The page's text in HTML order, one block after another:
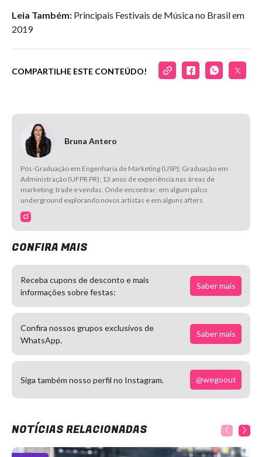
Leia Também: Principais Festivais de Música no Brasil em
2019
COMPARTILHE ESTE CONTEÚDO!
Bruna Antero
Pós-Graduação em Engenharia de Marketing (USP); Graduação em
Administração (UFPR PR); 13 anos de experiência nas áreas de
marketing, trade e vendas. Onde encontrar: em algum palco
underground explorando novos artistas e em alguns afters
CONFIRA MAIS
Receba cupons de desconto e mais
informações sobre festas:
Saber mais
Confira nossos grupos exclusivos de
WhatsApp.
Saber mais
Siga também nosso perfil no Instagram. @wegoout
NOTÍCIAS RELACIONADAS